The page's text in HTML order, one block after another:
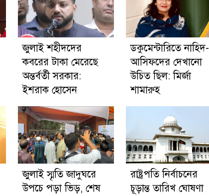
জুলাই শহীদদের
কবরের টাকা মেরেছে
অন্তর্বর্তী সরকার:
ইশরাক হোসেন
ডকুমেন্টারিতে নাহিদ-
আসিফদের দেখানো
উচিত ছিল: মির্জা
শামারুহ
জুলাই স্মৃতি জাদুঘরে
উপচে পড়া ভিড়, শেষ
রাষ্ট্রপতি নির্বাচনের
চূড়ান্ত তারিখ ঘোষণা